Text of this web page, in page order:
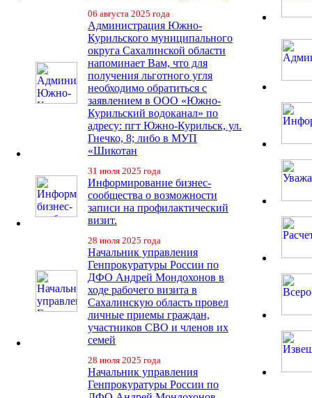
06 августа 2025 года
Администрация Южно-
Курильского муниципального
округа Сахалинской области
напоминает Вам, что для
получения льготного угля
необходимо обратиться с
заявлением в ООО «Южно-
Курильский водоканал» по
адресу: пгт Южно-Курильск, ул.
Гнечко, 8; либо в МУП
«Шикотан
31 июля 2025 года
Информирование бизнес-
сообщества о возможности
записи на профилактический
визит.
28 июля 2025 года
Начальник управления
Генпрокуратуры России по
ДФО Андрей Мондохонов в
ходе рабочего визита в
Сахалинскую область провел
личные приемы граждан,
участников СВО и членов их
семей
28 июля 2025 года
Начальник управления
Генпрокуратуры России по